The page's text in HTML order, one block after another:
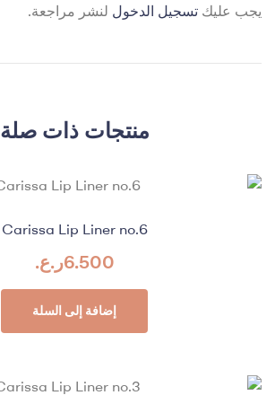
يجب عليك تسجيل الدخول لنشر مراجعة.
منتجات ذات صلة
Carissa Lip Liner no.6
6.500ر.ع.
إضافة إلى السلة